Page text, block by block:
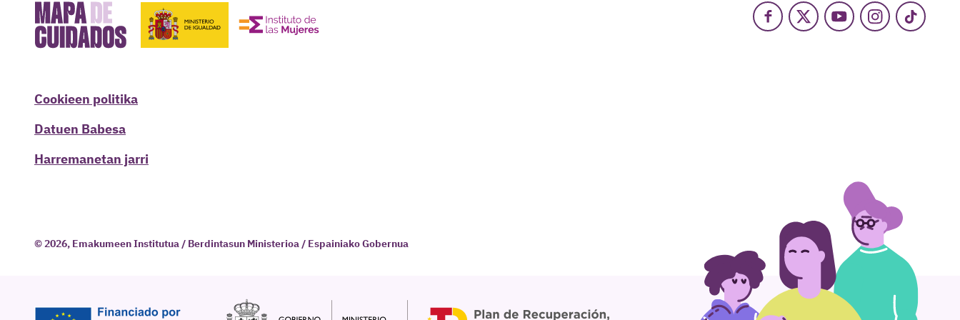
Facebook
X YoutubeInstagram
TikTok
Cookieen politika
Datuen Babesa
Harremanetan jarri
© 2026, Emakumeen Institutua / Berdintasun Ministerioa / Espainiako Gobernua